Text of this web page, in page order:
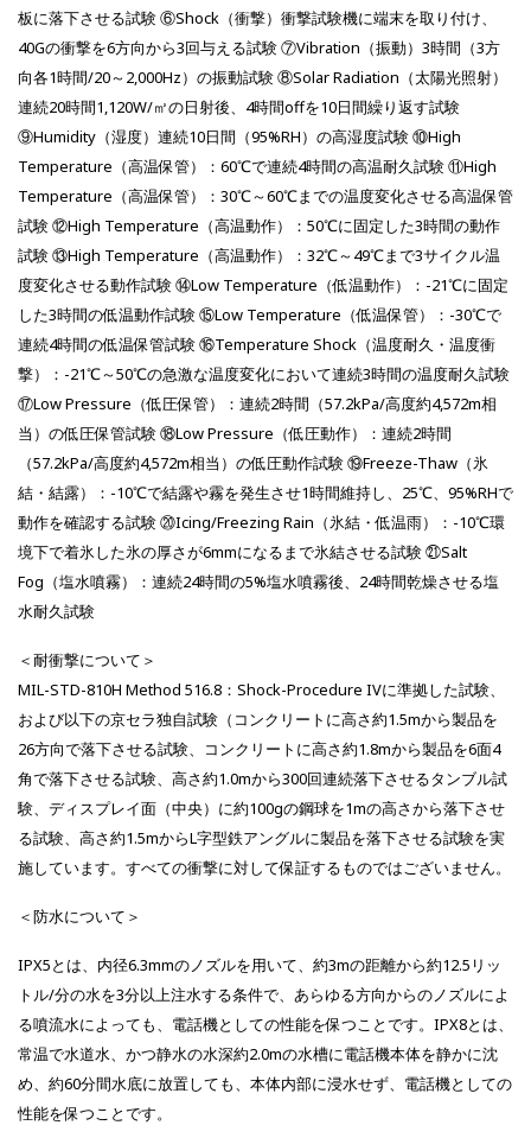
板に落下させる試験 ⑥Shock（衝撃）衝撃試験機に端末を取り付け、
40Gの衝撃を6方向から3回与える試験 ⑦Vibration（振動）3時間（3方
向各1時間/20～2,000Hz）の振動試験 ⑧Solar Radiation（太陽光照射）
連続20時間1,120W/㎡の日射後、4時間offを10日間繰り返す試験
⑨Humidity（湿度）連続10日間（95%RH）の高湿度試験 ⑩High
Temperature（高温保管）：60℃で連続4時間の高温耐久試験 ⑪High
Temperature（高温保管）：30℃～60℃までの温度変化させる高温保管
試験 ⑫High Temperature（高温動作）：50℃に固定した3時間の動作
試験 ⑬High Temperature（高温動作）：32℃～49℃まで3サイクル温
度変化させる動作試験 ⑭Low Temperature（低温動作）：-21℃に固定
した3時間の低温動作試験 ⑮Low Temperature（低温保管）：-30℃で
連続4時間の低温保管試験 ⑯Temperature Shock（温度耐久・温度衝
撃）：-21℃～50℃の急激な温度変化において連続3時間の温度耐久試験
⑰Low Pressure（低圧保管）：連続2時間（57.2kPa/高度約4,572m相
当）の低圧保管試験 ⑱Low Pressure（低圧動作）：連続2時間
（57.2kPa/高度約4,572m相当）の低圧動作試験 ⑲Freeze-Thaw（氷
結・結露）：-10℃で結露や霧を発生させ1時間維持し、25℃、95%RHで
動作を確認する試験 ⑳Icing/Freezing Rain（氷結・低温雨）：-10℃環
境下で着氷した氷の厚さが6mmになるまで氷結させる試験 ㉑Salt
Fog（塩水噴霧）：連続24時間の5%塩水噴霧後、24時間乾燥させる塩
水耐久試験
＜耐衝撃について＞
MIL-STD-810H Method 516.8：Shock-Procedure IVに準拠した試験、
および以下の京セラ独自試験（コンクリートに高さ約1.5mから製品を
26方向で落下させる試験、コンクリートに高さ約1.8mから製品を6面4
角で落下させる試験、高さ約1.0mから300回連続落下させるタンブル試
験、ディスプレイ面（中央）に約100gの鋼球を1mの高さから落下させ
る試験、高さ約1.5mからL字型鉄アングルに製品を落下させる試験を実
施しています。すべての衝撃に対して保証するものではございません。
＜防水について＞
IPX5とは、内径6.3mmのノズルを用いて、約3mの距離から約12.5リッ
トル/分の水を3分以上注水する条件で、あらゆる方向からのノズルによ
る噴流水によっても、電話機としての性能を保つことです。IPX8とは、
常温で水道水、かつ静水の水深約2.0mの水槽に電話機本体を静かに沈
め、約60分間水底に放置しても、本体内部に浸水せず、電話機としての
性能を保つことです。